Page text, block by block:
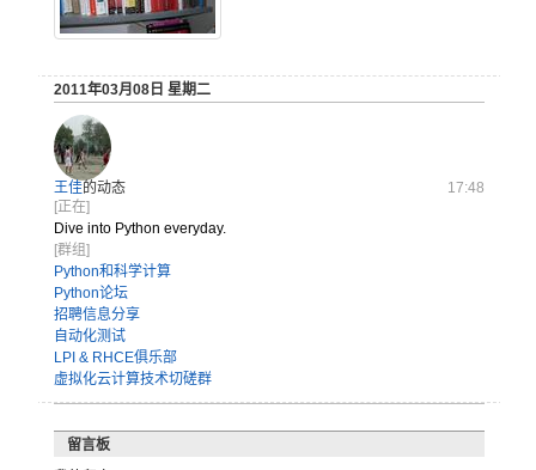
2011年03月08日 星期二
王佳的动态
17:48
[正在]
Dive into Python everyday.
[群组]
Python和科学计算
Python论坛
招聘信息分享
自动化测试
LPI & RHCE俱乐部
虚拟化云计算技术切磋群
留言板